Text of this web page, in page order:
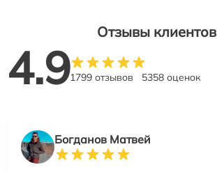
Отзывы клиентов
4.91799 отзывов 5358 оценок
Богданов Матвей